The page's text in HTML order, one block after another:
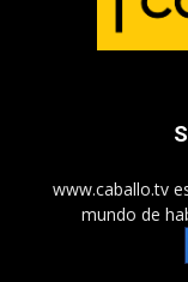
www.caballo.tv
mundo de